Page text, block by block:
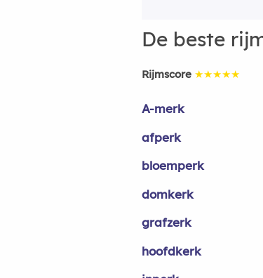
De beste
Rijmscore ★★★★★
A-merk
afperk
bloemperk
domkerk
grafzerk
hoofdkerk